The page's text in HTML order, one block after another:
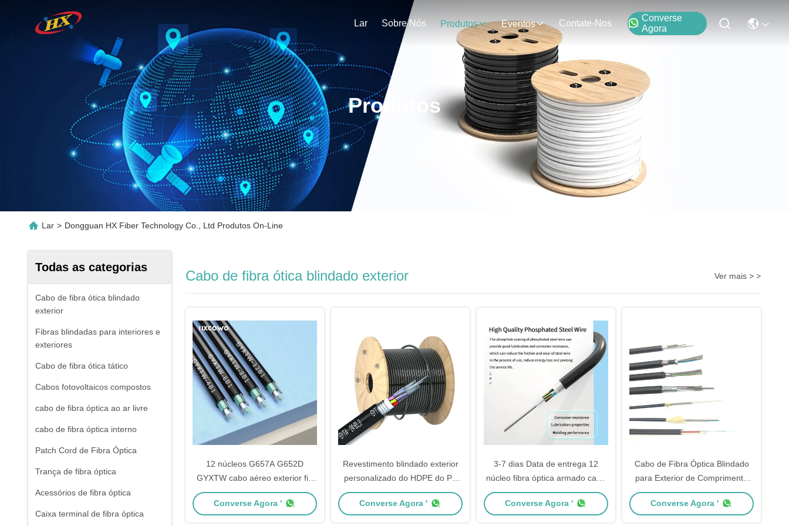
Lar Sobre Nós Produtos Eventos Contate-Nos
Converse
Agora
Produtos
Lar > Dongguan HX Fiber Technology Co., Ltd Produtos On-Line
Todas as categorias
Cabo de fibra ótica blindado
exterior
Fibras blindadas para interiores e
exteriores
Cabo de fibra ótica tático
Cabos fotovoltaicos compostos
cabo de fibra óptica ao ar livre
cabo de fibra óptica interno
Patch Cord de Fibra Óptica
Trança de fibra óptica
Acessórios de fibra óptica
Caixa terminal de fibra óptica
Cabo de fibra ótica blindado exterior Ver mais > >
12 núcleos G657A G652D
GYXTW cabo aéreo exterior fio
de aço FTTH fibra blindada cabo
óptico
Converse Agora '
Revestimento blindado exterior
personalizado do HDPE do PE
do PVC LSZH LSOH do único
modo do cabo de fibra ótica
Converse Agora '
3-7 dias Data de entrega 12
núcleo fibra óptica armado cabo
adequado para ambientes
adversos e comunicação de
Converse Agora '
Cabo de Fibra Óptica Blindado
para Exterior de Comprimento
Personalizado com Blindagem de
Fita de Aço e Corda de
Converse Agora '